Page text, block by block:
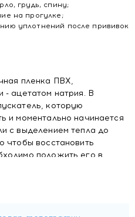
грудь, спину;
на прогулке;
уплотнений после прививок
пленка ПВХ,
- ацетатом натрия. В
которую
и моментально начинается
с выделением тепла до
чтобы восстановить
положить его в
и кипятить в течение